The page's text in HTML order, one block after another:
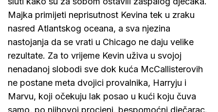
Majka primijeti neprisutnost Kevina tek u zraku
nasred Atlantskog oceana, a sva njezina
nastojanja da se vrati u Chicago ne daju velike
rezultate. Za to vrijeme Kevin uživa u svojoj
nenadanoj slobodi sve dok kuća McCallisterovih
ne postane meta dvojici provalnika, Harryju i
Marvu, koji očekuju lak posao u kući koju čuva
samo, po njihovoj procjeni, bespomoćni dječarac.